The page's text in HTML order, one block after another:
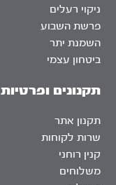
ניקוי רעלים
פרשת השבוע
השמנת יתר
ביטחון עצמי
תקנונים ופרטיות
תקנון אתר
שרות לקוחות
קנין רוחני
משלוחים